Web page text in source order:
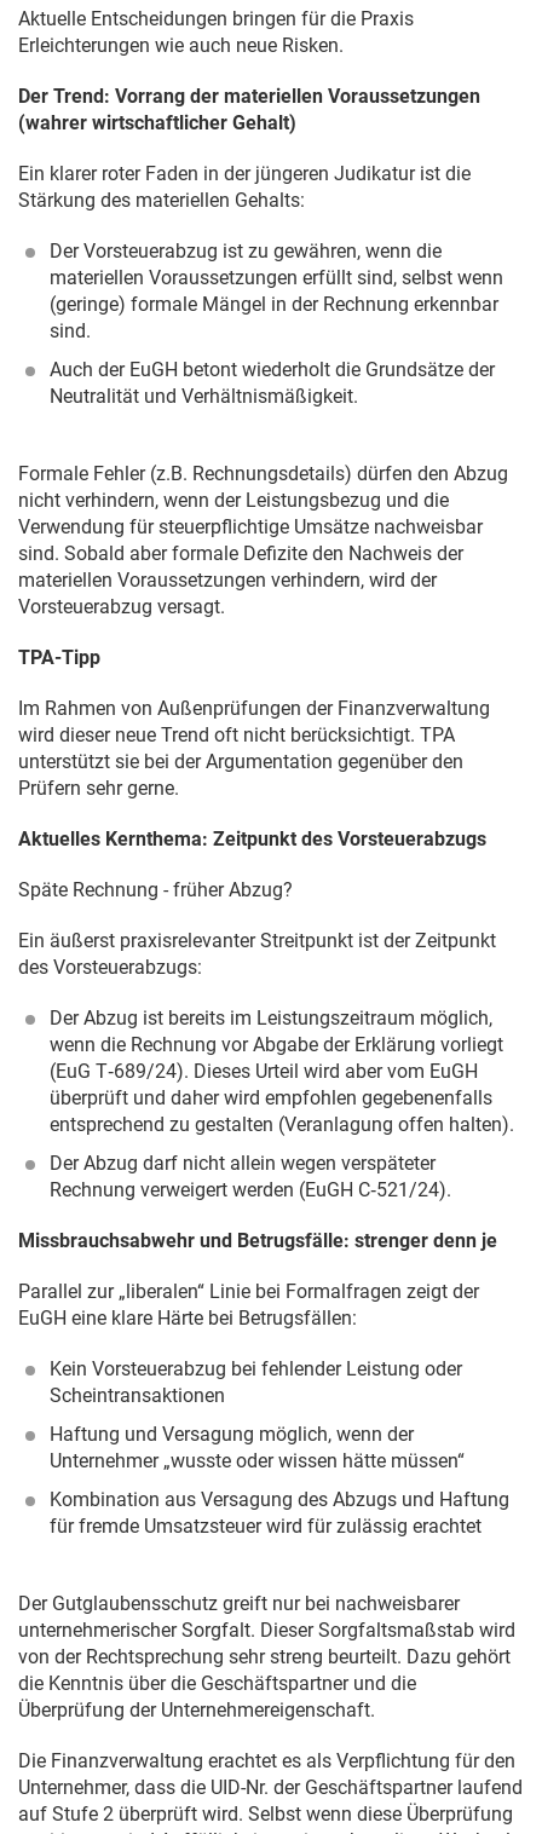
Aktuelle Entscheidungen bringen für die Praxis
Erleichterungen wie auch neue Risken.
Der Trend: Vorrang der materiellen Voraussetzungen
(wahrer wirtschaftlicher Gehalt)
Ein klarer roter Faden in der jüngeren Judikatur ist die
Stärkung des materiellen Gehalts:
Der Vorsteuerabzug ist zu gewähren, wenn die
materiellen Voraussetzungen erfüllt sind, selbst wenn
(geringe) formale Mängel in der Rechnung erkennbar
sind.
Auch der EuGH betont wiederholt die Grundsätze der
Neutralität und Verhältnismäßigkeit.
Formale Fehler (z.B. Rechnungsdetails) dürfen den Abzug
nicht verhindern, wenn der Leistungsbezug und die
Verwendung für steuerpflichtige Umsätze nachweisbar
sind. Sobald aber formale Defizite den Nachweis der
materiellen Voraussetzungen verhindern, wird der
Vorsteuerabzug versagt.
TPA-Tipp
Im Rahmen von Außenprüfungen der Finanzverwaltung
wird dieser neue Trend oft nicht berücksichtigt. TPA
unterstützt sie bei der Argumentation gegenüber den
Prüfern sehr gerne.
Aktuelles Kernthema: Zeitpunkt des Vorsteuerabzugs
Späte Rechnung - früher Abzug?
Ein äußerst praxisrelevanter Streitpunkt ist der Zeitpunkt
des Vorsteuerabzugs:
Der Abzug ist bereits im Leistungszeitraum möglich,
wenn die Rechnung vor Abgabe der Erklärung vorliegt
(EuG T‑689/24). Dieses Urteil wird aber vom EuGH
überprüft und daher wird empfohlen gegebenenfalls
entsprechend zu gestalten (Veranlagung offen halten).
Der Abzug darf nicht allein wegen verspäteter
Rechnung verweigert werden (EuGH C‑521/24).
Missbrauchsabwehr und Betrugsfälle: strenger denn je
Parallel zur „liberalen“ Linie bei Formalfragen zeigt der
EuGH eine klare Härte bei Betrugsfällen:
Kein Vorsteuerabzug bei fehlender Leistung oder
Scheintransaktionen
Haftung und Versagung möglich, wenn der
Unternehmer „wusste oder wissen hätte müssen“
Kombination aus Versagung des Abzugs und Haftung
für fremde Umsatzsteuer wird für zulässig erachtet
Der Gutglaubensschutz greift nur bei nachweisbarer
unternehmerischer Sorgfalt. Dieser Sorgfaltsmaßstab wird
von der Rechtsprechung sehr streng beurteilt. Dazu gehört
die Kenntnis über die Geschäftspartner und die
Überprüfung der Unternehmereigenschaft.
Die Finanzverwaltung erachtet es als Verpflichtung für den
Unternehmer, dass die UID-Nr. der Geschäftspartner laufend
auf Stufe 2 überprüft wird. Selbst wenn diese Überprüfung